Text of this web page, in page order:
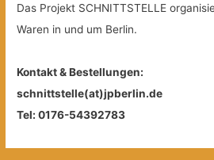
Das Projekt SCHNITTSTELLE
Waren in und um Berlin.
Kontakt & Bestellungen:
schnittstelle(at)jpberlin.de
Tel: 0176-54392783